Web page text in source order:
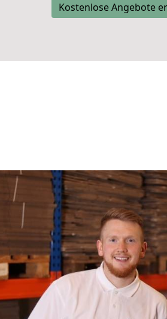
Kostenlose Angebote